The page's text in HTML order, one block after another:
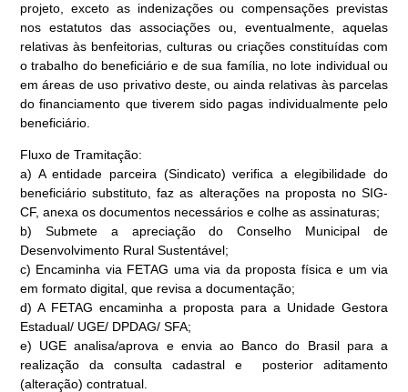
projeto, exceto as indenizações ou compensações previstas
nos estatutos das associações ou, eventualmente, aquelas
relativas às benfeitorias, culturas ou criações constituídas com
o trabalho do beneficiário e de sua família, no lote individual ou
em áreas de uso privativo deste, ou ainda relativas às parcelas
do financiamento que tiverem sido pagas individualmente pelo
beneficiário.
Fluxo de Tramitação:
a) A entidade parceira (Sindicato) verifica a elegibilidade do
beneficiário substituto, faz as alterações na proposta no SIG-
CF, anexa os documentos necessários e colhe as assinaturas;
b) Submete a apreciação do Conselho Municipal de
Desenvolvimento Rural Sustentável;
c) Encaminha via FETAG uma via da proposta física e um via
em formato digital, que revisa a documentação;
d) A FETAG encaminha a proposta para a Unidade Gestora
Estadual/ UGE/ DPDAG/ SFA;
e) UGE analisa/aprova e envia ao Banco do Brasil para a
realização da consulta cadastral e posterior aditamento
(alteração) contratual.